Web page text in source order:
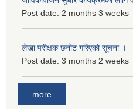
Post date: 2 months 3 weeks
लेखा परीक्षक छनोट गरिएको सूचना ।
Post date: 3 months 2 weeks
more